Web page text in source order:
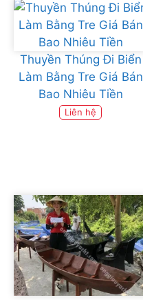
Thuyền Thúng Đi Biển
Làm Bằng Tre Giá Bán
Bao Nhiêu Tiền
Liên hệ